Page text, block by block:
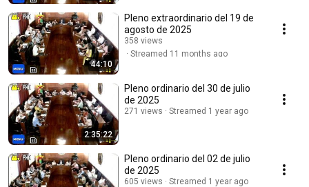
44:10
Pleno extraordinario del 19 de
agosto de 2025
358 views
Streamed 11 months ago
2:35:22
Pleno ordinario del 30 de julio
de 2025
271 views Streamed 1 year ago
Pleno ordinario del 02 de julio
de 2025
605 views Streamed 1 year ago